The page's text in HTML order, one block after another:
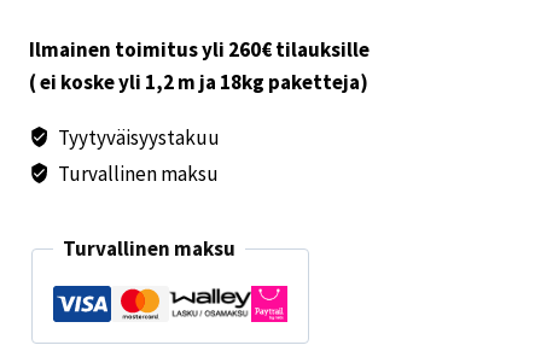
määrä
Ilmainen toimitus yli 260€ tilauksille
( ei koske yli 1,2 m ja 18kg paketteja)
Tyytyväisyystakuu
Turvallinen maksu
Turvallinen maksu